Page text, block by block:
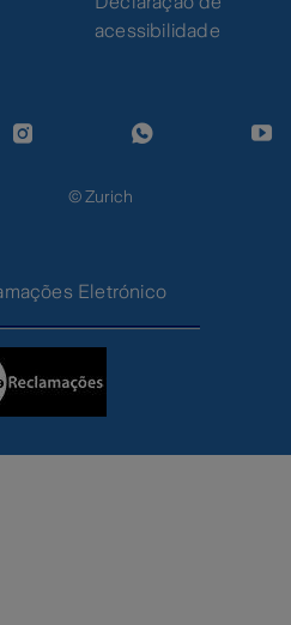
acessibilidade
© Zurich
Eletrónico